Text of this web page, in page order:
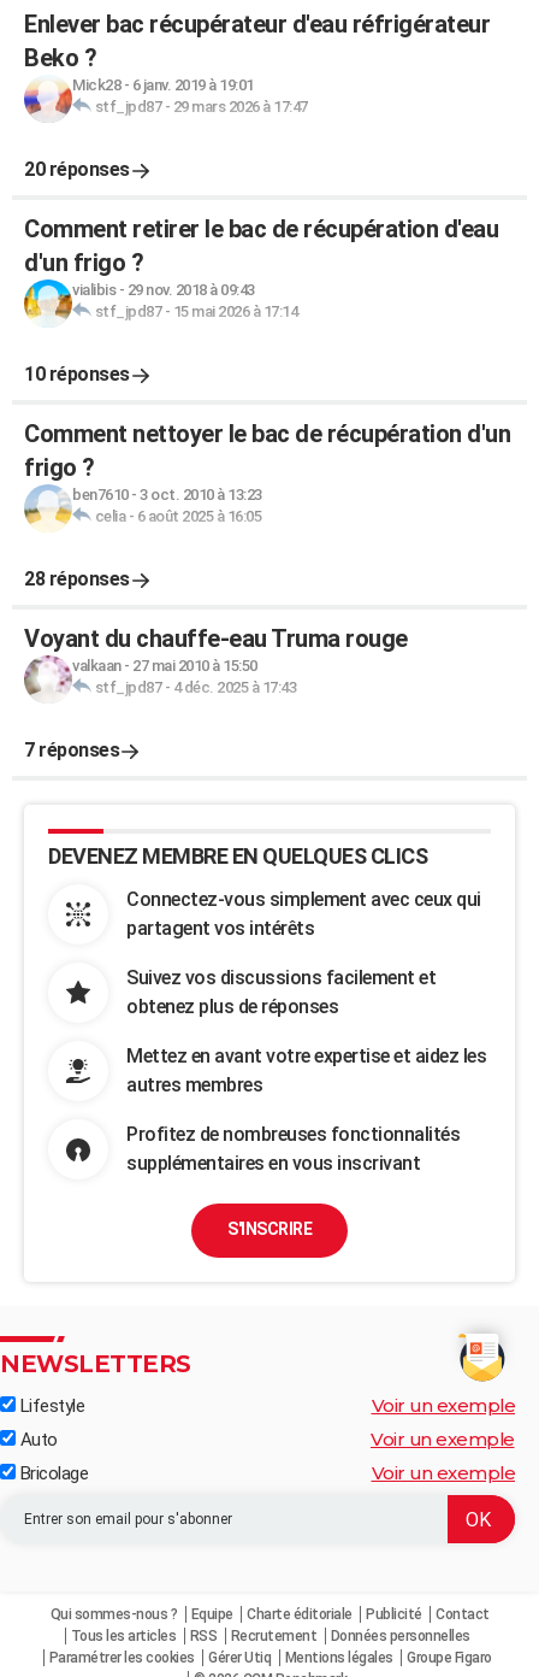
Enlever bac récupérateur d'eau réfrigérateur
Beko ?
Mick28- 6 janv. 2019 à 19:01
stf_jpd87- 29 mars 2026 à 17:47
20 réponses
Comment retirer le bac de récupération d'eau
d'un frigo ?
vialibis- 29 nov. 2018 à 09:43
stf_jpd87- 15 mai 2026 à 17:14
10 réponses
Comment nettoyer le bac de récupération d'un
frigo ?
ben7610- 3 oct. 2010 à 13:23
celia- 6 août 2025 à 16:05
28 réponses
Voyant du chauffe-eau Truma rouge
valkaan- 27 mai 2010 à 15:50
stf_jpd87- 4 déc. 2025 à 17:43
7 réponses
DEVENEZ MEMBRE EN QUELQUES CLICS
Connectez-vous simplement avec ceux qui
partagent vos intérêts
Suivez vos discussions facilement et
obtenez plus de réponses
Mettez en avant votre expertise et aidez les
autres membres
Profitez de nombreuses fonctionnalités
supplémentaires en vous inscrivant
S'INSCRIRE
NEWSLETTERS
Lifestyle Voir un exemple
Auto Voir un exemple
Bricolage Voir un exemple
Qui sommes-nous ? Equipe Charte éditoriale Publicité
Contact
Tous les articles
RSS Recrutement
Données personnelles
Paramétrer les cookies
Gérer Utiq Mentions légales
Groupe Figaro